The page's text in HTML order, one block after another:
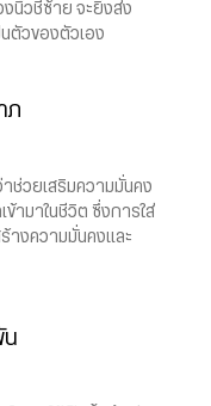
งนิ้วชี้ซ้าย จะยิ่งส่ง
ตัวของตัวเอง
ภ
ช่วยเสริมความมั่นคง
ข้ามาในชีวิต ซึ่งการใส่
างความมั่นคงและ
น